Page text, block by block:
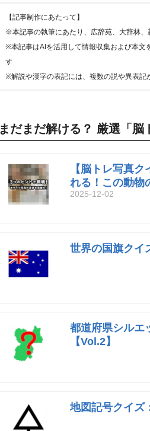
【記事制作にあたって】
※本記事の執筆にあたり、広辞苑、大辞林
※本記事はAIを活用して情報収集および本文
す
※解説や漢字の表記には、複数の説や異表記
まだまだ解ける？ 厳選「脳
【脳トレ写真
れる！この動物
2025-12-02
世界の国旗クイ
都道府県シルエ
【Vol.2】
地図記号クイズ